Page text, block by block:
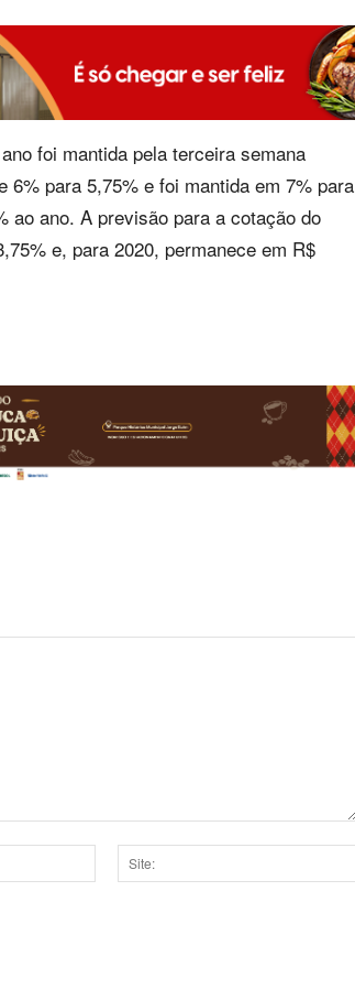
foi mantida pela terceira semana
para 5,75% e foi mantida em 7% para
ao ano. A previsão para a cotação do
e, para 2020, permanece em R$